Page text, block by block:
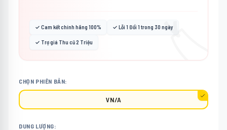
🏷️
✓ Cam kết chính hãng 100% ✓ Lỗi 1 Đổi 1 trong 30 ngày
✓ Trợ giá Thu cũ 2 Triệu
CHỌN PHIÊN BẢN:
VN/A
DUNG LƯỢNG: